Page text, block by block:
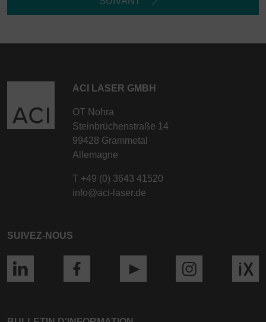
ACI LASER GMBH
OT Nohra
Steinbrüchenstraße 14
99428 Grammetal
Allemagne
T +49 (0) 3643 41520
info@aci-laser.de
SUIVEZ-NOUS